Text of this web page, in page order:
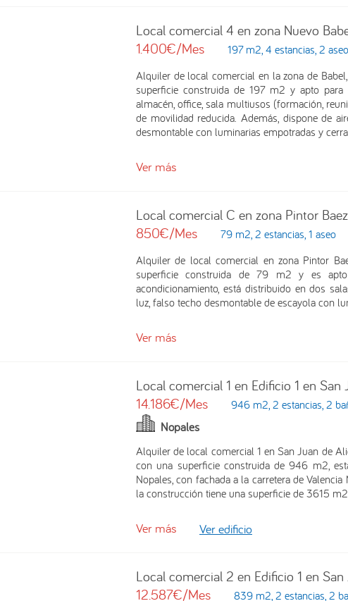
Local comercial 4 en zona Nuevo
1.400€/Mes
197 m2, 4 estancias, 2
Alquiler de local comercial en la zona de
superficie construida de 197 m2 y apto para
almacén, office, sala multiusos (formación,
de movilidad reducida. Además, dispone de
desmontable con luminarias empotradas y
Ver más
Local comercial C en zona Pintor
850€/Mes
79 m2, 2 estancias, 1 aseo
Alquiler de local comercial en zona Pintor
superficie construida de 79 m2 y es
acondicionamiento, está distribuido en dos
luz, falso techo desmontable de escayola con
Ver más
Local comercial 1 en Edificio 1 en San
14.186€/Mes
946 m2, 2 estancias, 2
Nopales
Alquiler de local comercial 1 en San Juan de
con una superficie construida de 946 m2,
Nopales, con fachada a la carretera de
la construcción tiene una superficie de 3615
Ver más Ver edificio
Local comercial 2 en Edificio 1 en
12.587€/Mes
839 m2, 2 estancias, 2